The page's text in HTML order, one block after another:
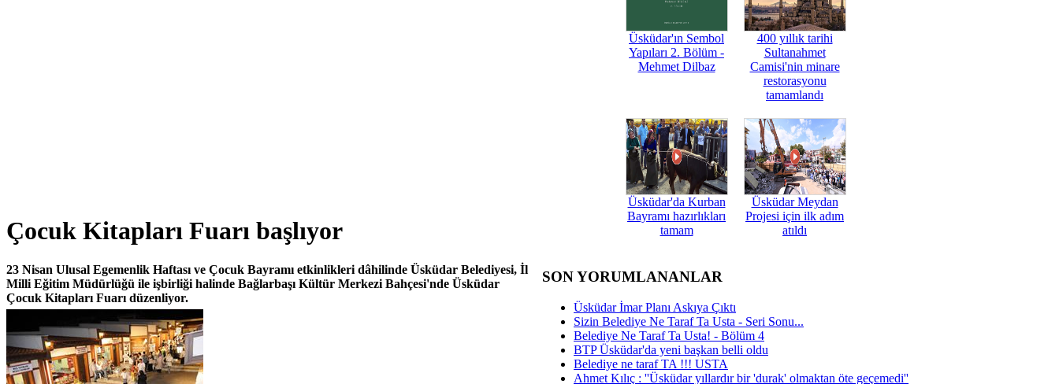
Çocuk Kitapları Fuarı başlıyor
23 Nisan Ulusal Egemenlik Haftası ve Çocuk Bayramı etkinlikleri dâhilinde Üsküdar Belediyesi, İl
Milli Eğitim Müdürlüğü ile işbirliği halinde Bağlarbaşı Kültür Merkezi Bahçesi'nde Üsküdar
Çocuk Kitapları Fuarı düzenliyor.
Üsküdar'ın Sembol
Yapıları 2. Bölüm -
Mehmet Dilbaz
400 yıllık tarihi
Sultanahmet
Camisi'nin minare
restorasyonu
tamamlandı
Üsküdar'da Kurban
Bayramı hazırlıkları
tamam
Üsküdar Meydan
Projesi için ilk adım
atıldı
SON YORUMLANANLAR
Üsküdar İmar Planı Askıya Çıktı
Sizin Belediye Ne Taraf Ta Usta - Seri Sonu...
Belediye Ne Taraf Ta Usta! - Bölüm 4
BTP Üsküdar'da yeni başkan belli oldu
Belediye ne taraf TA !!! USTA
Ahmet Kılıç : ''Üsküdar yıllardır bir 'durak' olmaktan öte geçemedi''